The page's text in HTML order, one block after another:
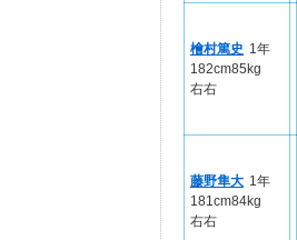
檜村篤史 1年
182cm85kg
右右
藤野隼大 1年
181cm84kg
右右